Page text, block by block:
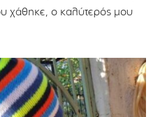
χάθηκε, ο καλύτερός μου